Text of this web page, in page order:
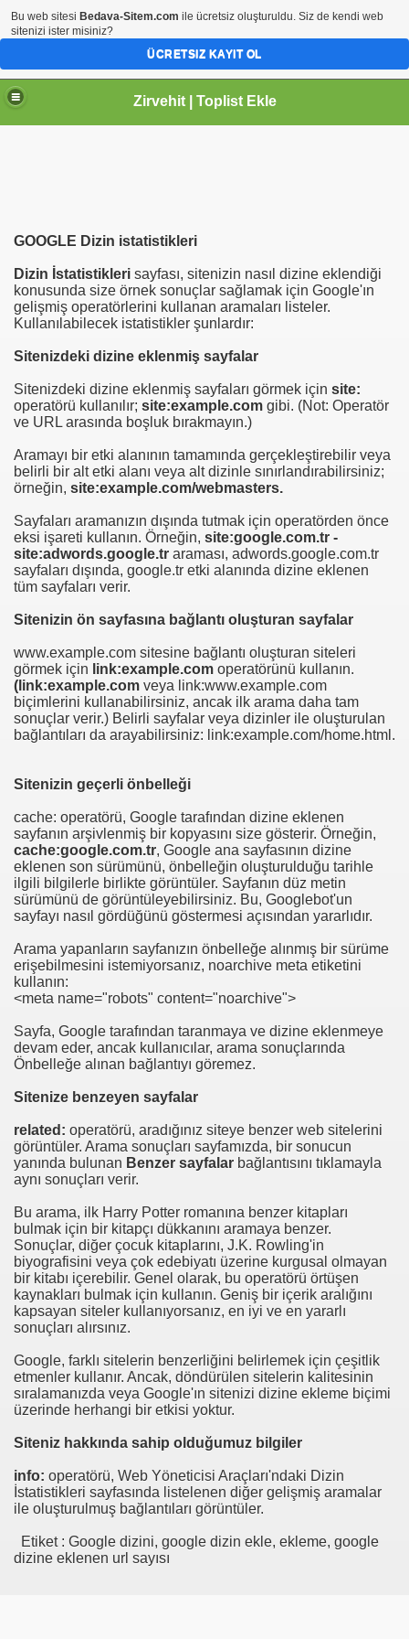
Zirvehit | Toplist Ekle
GOOGLE Dizin istatistikleri
Dizin İstatistikleri sayfası, sitenizin nasıl dizine eklendiği
konusunda size örnek sonuçlar sağlamak için Google'ın
gelişmiş operatörlerini kullanan aramaları listeler.
Kullanılabilecek istatistikler şunlardır:
Sitenizdeki dizine eklenmiş sayfalar
Sitenizdeki dizine eklenmiş sayfaları görmek için site:
operatörü kullanılır; site:example.com gibi. (Not: Operatör
ve URL arasında boşluk bırakmayın.)
Aramayı bir etki alanının tamamında gerçekleştirebilir veya
belirli bir alt etki alanı veya alt dizinle sınırlandırabilirsiniz;
örneğin, site:example.com/webmasters.
Sayfaları aramanızın dışında tutmak için operatörden önce
eksi işareti kullanın. Örneğin, site:google.com.tr -
site:adwords.google.tr araması, adwords.google.com.tr
sayfaları dışında, google.tr etki alanında dizine eklenen
tüm sayfaları verir.
Sitenizin ön sayfasına bağlantı oluşturan sayfalar
www.example.com sitesine bağlantı oluşturan siteleri
görmek için link:example.com operatörünü kullanın.
(link:example.com veya link:www.example.com
biçimlerini kullanabilirsiniz, ancak ilk arama daha tam
sonuçlar verir.) Belirli sayfalar veya dizinler ile oluşturulan
bağlantıları da arayabilirsiniz: link:example.com/home.html.
Sitenizin geçerli önbelleği
cache: operatörü, Google tarafından dizine eklenen
sayfanın arşivlenmiş bir kopyasını size gösterir. Örneğin,
cache:google.com.tr, Google ana sayfasının dizine
eklenen son sürümünü, önbelleğin oluşturulduğu tarihle
ilgili bilgilerle birlikte görüntüler. Sayfanın düz metin
sürümünü de görüntüleyebilirsiniz. Bu, Googlebot'un
sayfayı nasıl gördüğünü göstermesi açısından yararlıdır.
Arama yapanların sayfanızın önbelleğe alınmış bir sürüme
erişebilmesini istemiyorsanız, noarchive meta etiketini
kullanın:
<meta name="robots" content="noarchive">
Sayfa, Google tarafından taranmaya ve dizine eklenmeye
devam eder, ancak kullanıcılar, arama sonuçlarında
Önbelleğe alınan bağlantıyı göremez.
Sitenize benzeyen sayfalar
related: operatörü, aradığınız siteye benzer web sitelerini
görüntüler. Arama sonuçları sayfamızda, bir sonucun
yanında bulunan Benzer sayfalar bağlantısını tıklamayla
aynı sonuçları verir.
Bu arama, ilk Harry Potter romanına benzer kitapları
bulmak için bir kitapçı dükkanını aramaya benzer.
Sonuçlar, diğer çocuk kitaplarını, J.K. Rowling'in
biyografisini veya çok edebiyatı üzerine kurgusal olmayan
bir kitabı içerebilir. Genel olarak, bu operatörü örtüşen
kaynakları bulmak için kullanın. Geniş bir içerik aralığını
kapsayan siteler kullanıyorsanız, en iyi ve en yararlı
sonuçları alırsınız.
Google, farklı sitelerin benzerliğini belirlemek için çeşitlik
etmenler kullanır. Ancak, döndürülen sitelerin kalitesinin
sıralamanızda veya Google'ın sitenizi dizine ekleme biçimi
üzerinde herhangi bir etkisi yoktur.
Siteniz hakkında sahip olduğumuz bilgiler
info: operatörü, Web Yöneticisi Araçları'ndaki Dizin
İstatistikleri sayfasında listelenen diğer gelişmiş aramalar
ile oluşturulmuş bağlantıları görüntüler.
Etiket : Google dizini, google dizin ekle, ekleme, google
dizine eklenen url sayısı
Bu web sitesi Bedava-Sitem.com ile ücretsiz oluşturuldu. Siz de kendi web
sitenizi ister misiniz?
ÜCRETSIZ KAYIT OL